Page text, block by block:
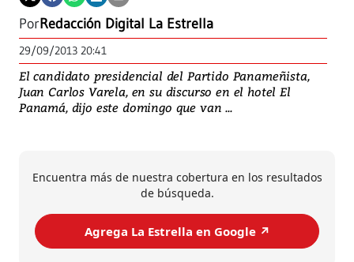
PorRedacción Digital La Estrella
29/09/2013 20:41
El candidato presidencial del Partido Panameñista,
Juan Carlos Varela, en su discurso en el hotel El
Panamá, dijo este domingo que van ...
Encuentra más de nuestra cobertura en los resultados
de búsqueda.
Agrega La Estrella en Google ↗️